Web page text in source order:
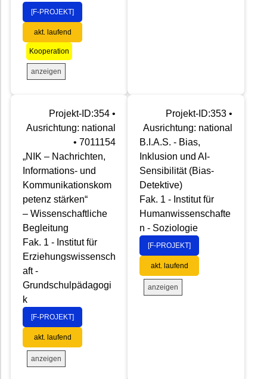
[F-PROJEKT]
akt. laufend
Kooperation
anzeigen
Projekt-ID:354 •
Ausrichtung: national
• 7011154
„NIK – Nachrichten,
Informations- und
Kommunikationskom
petenz stärken“
– Wissenschaftliche
Begleitung
Fak. 1 - Institut für
Erziehungswissensch
aft -
Grundschulpädagogi
k
[F-PROJEKT]
akt. laufend
anzeigen
Projekt-ID:353 •
Ausrichtung: national
B.I.A.S. - Bias,
Inklusion und AI-
Sensibilität (Bias-
Detektive)
Fak. 1 - Institut für
Humanwissenschafte
n - Soziologie
[F-PROJEKT]
akt. laufend
anzeigen